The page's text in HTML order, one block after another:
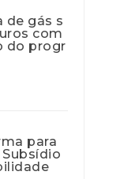
de gás s
com
do progr
para